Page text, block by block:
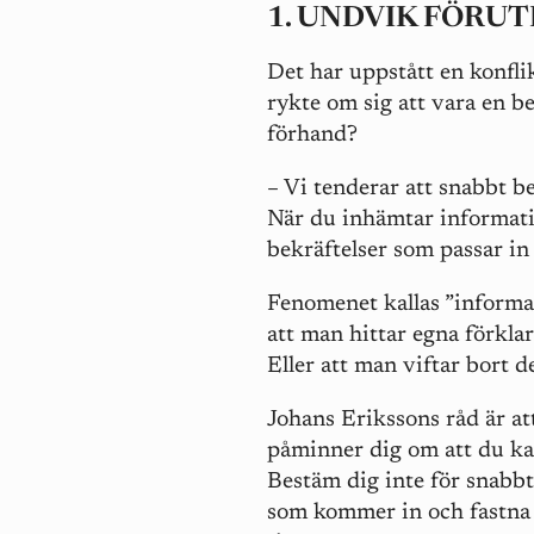
1. UNDVIK
Det har uppstått en
rykte om sig att vara en
förhand?
– Vi tenderar att snabbt
När du inhämtar
bekräftelser som passar
Fenomenet kallas
att man hittar egna
Eller att man viftar bort
Johans Erikssons råd är
påminner dig om att du
Bestäm dig inte för
som kommer in och